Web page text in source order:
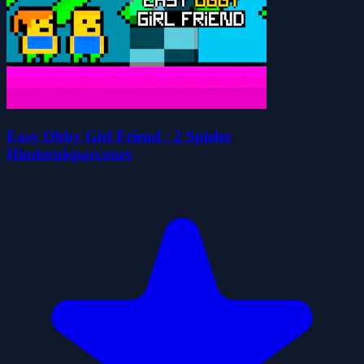
Easy Obby Girl Friend - 2 Spieler
Hindernisparcours